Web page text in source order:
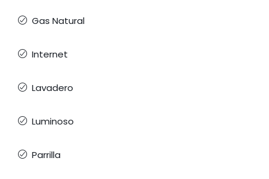
Gas Natural
Internet
Lavadero
Luminoso
Parrilla